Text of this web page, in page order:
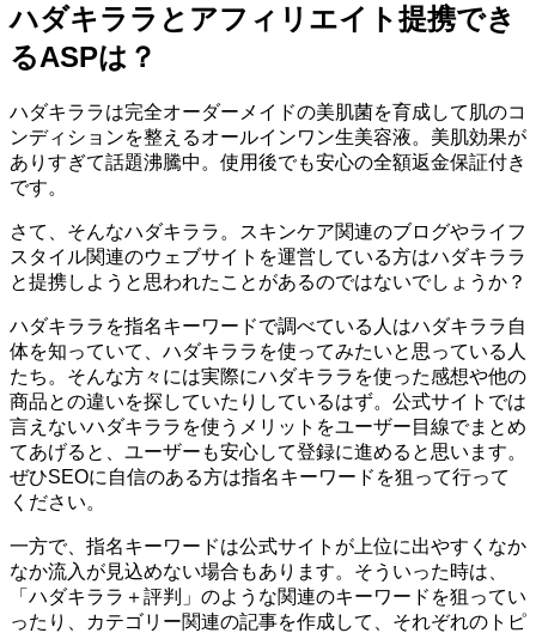
ハダキララとアフィリエイト提携でき
るASPは？
ハダキララは完全オーダーメイドの美肌菌を育成して肌のコ
ンディションを整えるオールインワン生美容液。美肌効果が
ありすぎて話題沸騰中。使用後でも安心の全額返金保証付き
です。
さて、そんなハダキララ。スキンケア関連のブログやライフ
スタイル関連のウェブサイトを運営している方はハダキララ
と提携しようと思われたことがあるのではないでしょうか？
ハダキララを指名キーワードで調べている人はハダキララ自
体を知っていて、ハダキララを使ってみたいと思っている人
たち。そんな方々には実際にハダキララを使った感想や他の
商品との違いを探していたりしているはず。公式サイトでは
言えないハダキララを使うメリットをユーザー目線でまとめ
てあげると、ユーザーも安心して登録に進めると思います。
ぜひSEOに自信のある方は指名キーワードを狙って行って
ください。
一方で、指名キーワードは公式サイトが上位に出やすくなか
なか流入が見込めない場合もあります。そういった時は、
「ハダキララ＋評判」のような関連のキーワードを狙ってい
ったり、カテゴリー関連の記事を作成して、それぞれのトピ